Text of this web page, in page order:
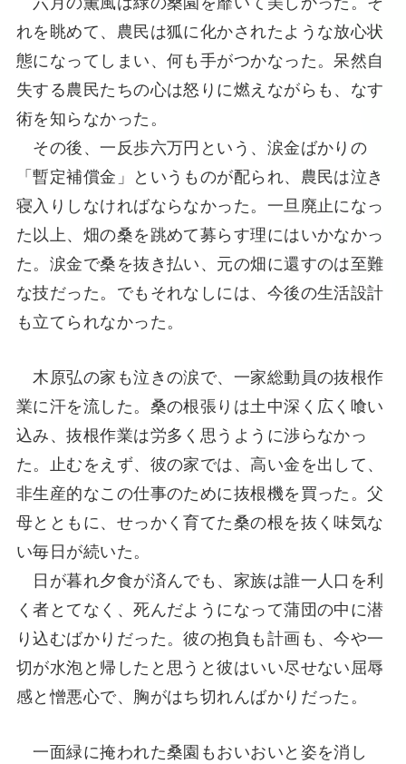
れを眺めて、農民は狐に化かされたような放心状
態になってしまい、何も手がつかなった。呆然自
失する農民たちの心は怒りに燃えながらも、なす
術を知らなかった。
その後、一反歩六万円という、涙金ばかりの
「暫定補償金」というものが配られ、農民は泣き
寝入りしなければならなかった。一旦廃止になっ
た以上、畑の桑を跳めて募らす理にはいかなかっ
た。涙金で桑を抜き払い、元の畑に還すのは至難
な技だった。でもそれなしには、今後の生活設計
も立てられなかった。
木原弘の家も泣きの涙で、一家総動員の抜根作
業に汗を流した。桑の根張りは土中深く広く喰い
込み、抜根作業は労多く思うように渉らなかっ
た。止むをえず、彼の家では、高い金を出して、
非生産的なこの仕事のために抜根機を買った。父
母とともに、せっかく育てた桑の根を抜く味気な
い毎日が続いた。
日が暮れ夕食が済んでも、家族は誰一人口を利
く者とてなく、死んだようになって蒲団の中に潜
り込むばかりだった。彼の抱負も計画も、今や一
切が水泡と帰したと思うと彼はいい尽せない屈辱
感と憎悪心で、胸がはち切れんばかりだった。
一面緑に掩われた桑園もおいおいと姿を消し